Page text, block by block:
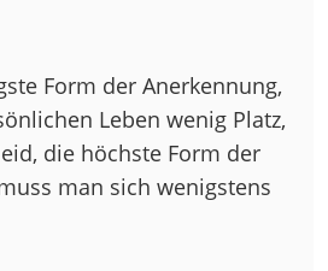
Form der Anerkennung,
Leben wenig Platz,
die höchste Form der
man sich wenigstens